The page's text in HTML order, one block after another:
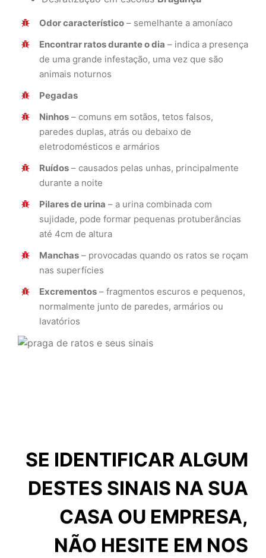
Odor característico – semelhante a amoníaco
Encontrar ratos durante o dia – indica a presença
de uma grande infestação, uma vez que são
animais noturnos
Pegadas
Ninhos – comuns em sotãos, tetos falsos,
paredes duplas, atrás ou debaixo de
eletrodomésticos e armários
Ruídos – causados pelas unhas, principalmente
durante a noite
Pilares de urina – a urina combinada com
sujidade, pode formar pequenas protuberâncias
até 4cm de altura
Manchas – provocadas quando os ratos se roçam
nas superfícies
Excrementos – fragmentos escuros e pequenos,
normalmente junto de paredes, armários ou
lavatórios
SE IDENTIFICAR ALGUM
DESTES SINAIS NA SUA
CASA OU EMPRESA,
NÃO HESITE EM NOS